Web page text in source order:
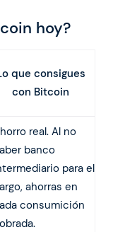
hoy?
que consigues
con Bitcoin
real. Al no
banco
para el
ahorras en
consumición